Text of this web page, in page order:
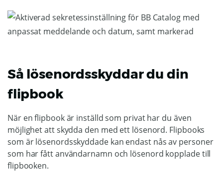
Så lösenordsskyddar du din
flipbook
När en flipbook är inställd som privat har du även
möjlighet att skydda den med ett lösenord. Flipbooks
som är lösenordsskyddade kan endast nås av personer
som har fått användarnamn och lösenord kopplade till
flipbooken.